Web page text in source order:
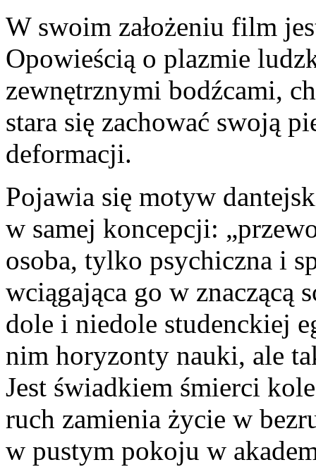
W swoim założeniu film
Opowieścią o plazmie
zewnętrznymi bodźcami,
stara się zachować swoją
deformacji.
Pojawia się motyw
w samej koncepcji:
osoba, tylko psychiczna i
wciągająca go w znaczącą
dole i niedole studenckiej
nim horyzonty nauki, ale
Jest świadkiem śmierci
ruch zamienia życie w
w pustym pokoju w